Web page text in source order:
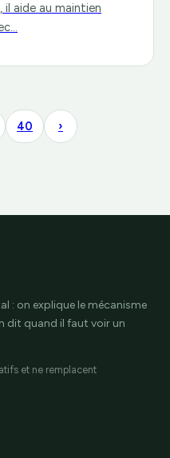
il aide au maintien
40 ›
: on explique le mécanisme
dit quand il faut voir un
et ne remplacent